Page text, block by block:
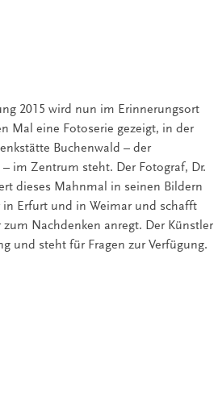
2015 wird nun im Erinnerungsort
Mal eine Fotoserie gezeigt, in der
Buchenwald – der
im Zentrum steht. Der Fotograf, Dr.
dieses Mahnmal in seinen Bildern
Erfurt und in Weimar und schafft
Nachdenken anregt. Der Künstler
und steht für Fragen zur Verfügung.